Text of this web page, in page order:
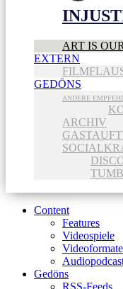
ART IS
EXTERN
GEDÖNS
ANDERE
ARCHIV
Content
Features
Videospiele
Videoformate
Gedöns